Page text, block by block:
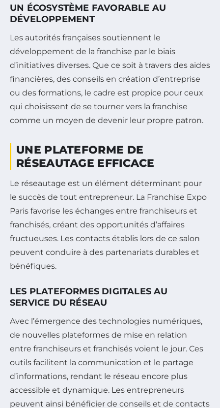
UN ÉCOSYSTÈME FAVORABLE AU
DÉVELOPPEMENT
Les autorités françaises soutiennent le
développement de la franchise par le biais
d’initiatives diverses. Que ce soit à travers des aides
financières, des conseils en création d’entreprise
ou des formations, le cadre est propice pour ceux
qui choisissent de se tourner vers la franchise
comme un moyen de devenir leur propre patron.
UNE PLATEFORME DE
RÉSEAUTAGE EFFICACE
Le réseautage est un élément déterminant pour
le succès de tout entrepreneur. La Franchise Expo
Paris favorise les échanges entre franchiseurs et
franchisés, créant des opportunités d’affaires
fructueuses. Les contacts établis lors de ce salon
peuvent conduire à des partenariats durables et
bénéfiques.
LES PLATEFORMES DIGITALES AU
SERVICE DU RÉSEAU
Avec l’émergence des technologies numériques,
de nouvelles plateformes de mise en relation
entre franchiseurs et franchisés voient le jour. Ces
outils facilitent la communication et le partage
d’informations, rendant le réseau encore plus
accessible et dynamique. Les entrepreneurs
peuvent ainsi bénéficier de conseils et de contacts